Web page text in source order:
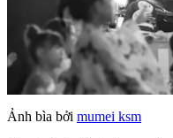
Ảnh bìa bởi mumei ksm